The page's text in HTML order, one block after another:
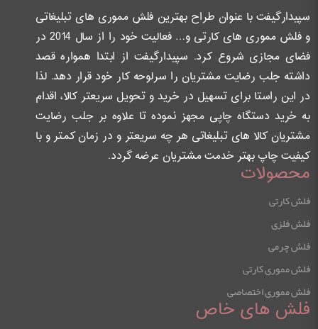
سپیدارگیفت با عنوان طراح بهترین فلش مموری های تبلیغاتی
و فلش مموری های کارتی و… فعالیت خود را از سال 2014 در
فضای مجازی شروع کرد. سپیدارگیفت از ابتدا همواره قصد
داشته جلب رضایت مشتریان را سرلوحه کار خود قرار دهد. لذا
در این راستا برای تسهیل در خرید و تحویل سریعتر کالا، اقدام
به خرید دستگاه چاپی مجهز نموده تا علاوه بر جلب رضایت
مشتریان کالا های تبلیغاتی هر چه سریعتر و در زمان کمتر و با
کیفیت چاپ بهتر خدمت مشتریان عرضه گردد.
محصولات
فلش کارتی
فلش فلزی
فلش چرمی
فلش مموری کارتی
فلش مموری اختصاصی
فلش های خاص